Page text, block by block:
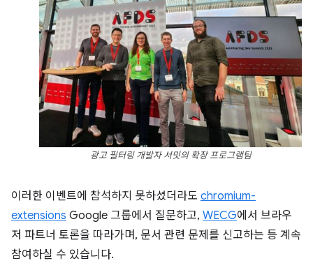
광고 필터링 개발자 서밋의 확장 프로그램팀
이러한 이벤트에 참석하지 못하셨더라도 chromium-
extensions Google 그룹에서 질문하고, WECG에서 브라우
저 파트너 토론을 따라가며, 문서 관련 문제를 신고하는 등 계속
참여하실 수 있습니다.